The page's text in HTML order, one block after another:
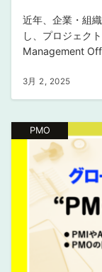
近年、企業・組
し、プロジェク
Management
3月 2, 2025
PMO